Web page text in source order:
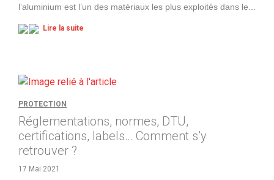
l’aluminium est l’un des matériaux les plus exploités dans le...
Lire la suite
PROTECTION
Réglementations, normes, DTU,
certifications, labels… Comment s’y
retrouver ?
17 Mai 2021